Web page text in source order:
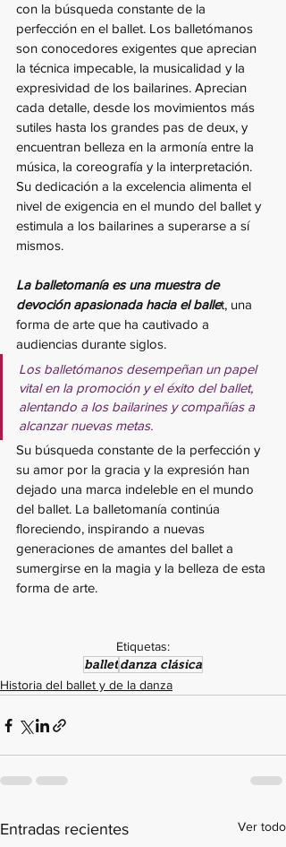
con la búsqueda constante de la
perfección en el ballet. Los balletómanos
son conocedores exigentes que aprecian
la técnica impecable, la musicalidad y la
expresividad de los bailarines. Aprecian
cada detalle, desde los movimientos más
sutiles hasta los grandes pas de deux, y
encuentran belleza en la armonía entre la
música, la coreografía y la interpretación.
Su dedicación a la excelencia alimenta el
nivel de exigencia en el mundo del ballet y
estimula a los bailarines a superarse a sí
mismos.
La balletomanía es una muestra de
devoción apasionada hacia el ballet, una
forma de arte que ha cautivado a
audiencias durante siglos.
Los balletómanos desempeñan un papel
vital en la promoción y el éxito del ballet,
alentando a los bailarines y compañías a
alcanzar nuevas metas.
Su búsqueda constante de la perfección y
su amor por la gracia y la expresión han
dejado una marca indeleble en el mundo
del ballet. La balletomanía continúa
floreciendo, inspirando a nuevas
generaciones de amantes del ballet a
sumergirse en la magia y la belleza de esta
forma de arte.
Etiquetas:
balletdanza clásica
Historia del ballet y de la danza
Entradas recientes Ver todo